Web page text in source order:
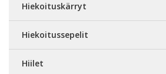
Hiekoituskärryt
Hiekoitussepelit
Hiilet